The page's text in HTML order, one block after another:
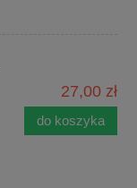
27,00 zł
do koszyka